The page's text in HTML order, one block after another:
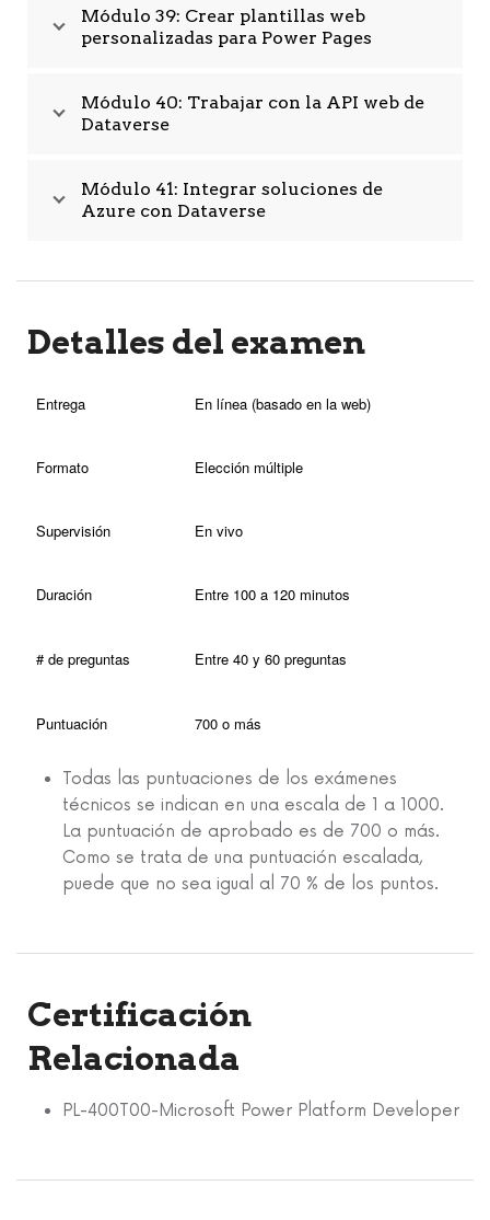
Módulo 39: Crear plantillas web
personalizadas para Power Pages
Módulo 40: Trabajar con la API web de
Dataverse
Módulo 41: Integrar soluciones de
Azure con Dataverse
Detalles del examen
Entrega En línea (basado en la web)
Formato Elección múltiple
Supervisión En vivo
Duración Entre 100 a 120 minutos
# de preguntas Entre 40 y 60 preguntas
Puntuación 700 o más
Todas las puntuaciones de los exámenes
técnicos se indican en una escala de 1 a 1000.
La puntuación de aprobado es de 700 o más.
Como se trata de una puntuación escalada,
puede que no sea igual al 70 % de los puntos.
Certificación
Relacionada
PL-400T00-Microsoft Power Platform Developer